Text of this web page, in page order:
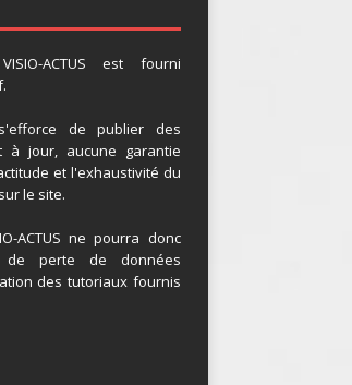
ACTUS est fourni
s'efforce de publier des
à jour, aucune garantie
et l'exhaustivité du
le site.
ACTUS ne pourra donc
perte de données
des tutoriaux fournis